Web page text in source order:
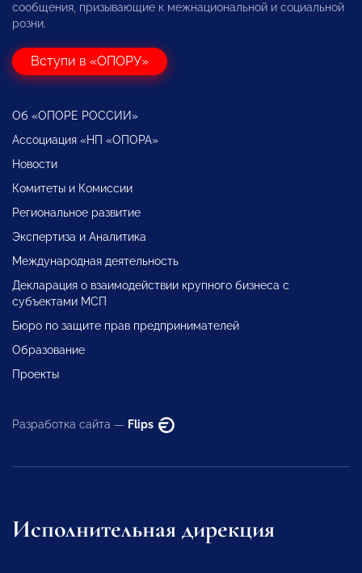
сообщения, призывающие к межнациональной и социальной
розни.
Вступи в «ОПОРУ»
Об «ОПОРЕ РОССИИ»
Ассоциация «НП «ОПОРА»
Новости
Комитеты и Комиссии
Региональное развитие
Экспертиза и Аналитика
Международная деятельность
Декларация о взаимодействии крупного бизнеса с
субъектами МСП
Бюро по защите прав предпринимателей
Образование
Проекты
Разработка сайта — Flips
Исполнительная дирекция